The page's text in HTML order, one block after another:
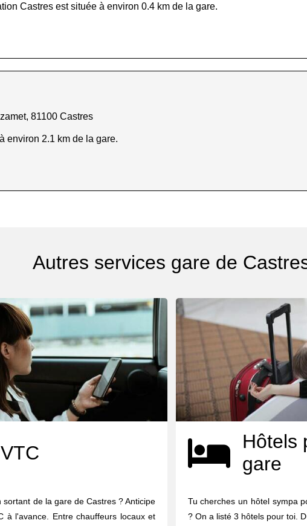
Castres est située à environ 0.4 km de la gare.
81100 Castres
environ 2.1 km de la gare.
Autres services gare de
sortant de la gare de Castres ? Anticipe
à l'avance. Entre chauffeurs locaux et
Hôtels
gare
Tu cherches un hôtel sympa
? On a listé 3 hôtels pour toi.